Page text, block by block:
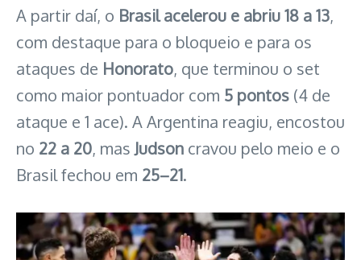
A partir daí, o Brasil acelerou e abriu 18 a 13,
com destaque para o bloqueio e para os
ataques de Honorato, que terminou o set
como maior pontuador com 5 pontos (4 de
ataque e 1 ace). A Argentina reagiu, encostou
no 22 a 20, mas Judson cravou pelo meio e o
Brasil fechou em 25–21.